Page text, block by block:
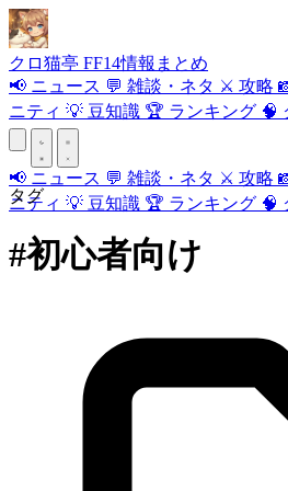
クロ猫亭 FF14情報まとめ
📢 ニュース 💬 雑談・ネタ ⚔️ 攻略
ニティ 💡 豆知識 🏆 ランキング 🧠
📢 ニュース 💬 雑談・ネタ ⚔️ 攻略
ニティ 💡 豆知識 🏆 ランキング 🧠
タグ
#初心者向け